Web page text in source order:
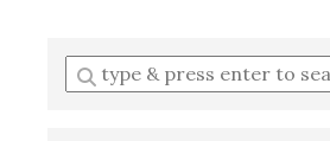
Enter
a